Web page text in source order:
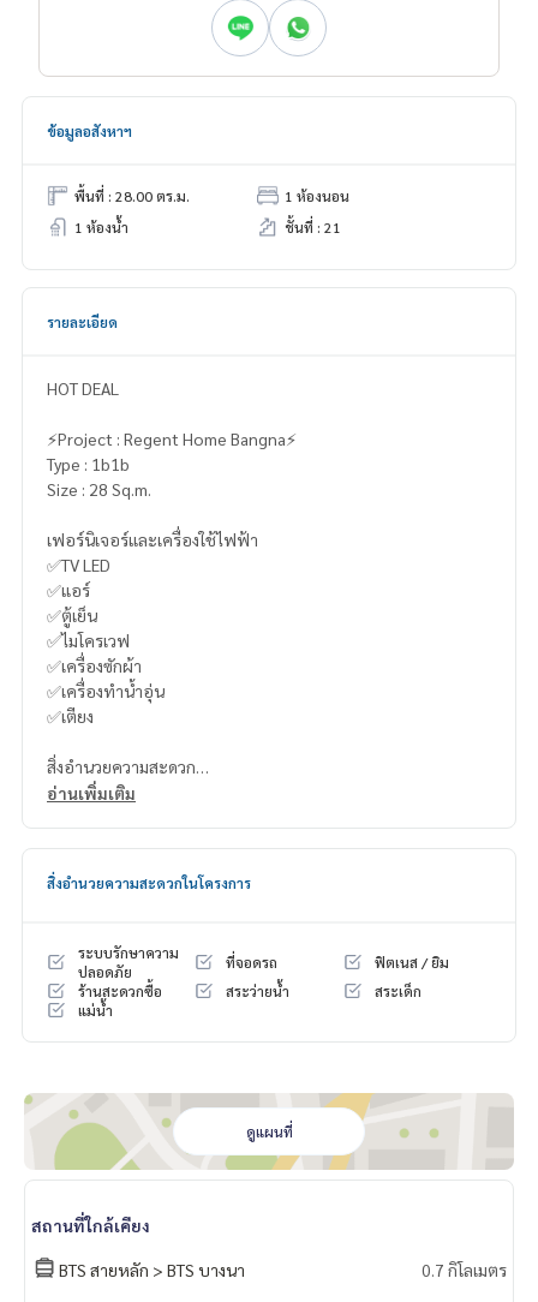
ข้อมูลอสังหาฯ
พื้นที่ : 28.00 ตร.ม.
1 ห้องนอน
1 ห้องน้ำ
ชั้นที่ : 21
รายละเอียด
HOT DEAL
⚡️Project : Regent Home Bangna⚡️
Type : 1b1b
Size : 28 Sq.m.
เฟอร์นิเจอร์และเครื่องใช้ไฟฟ้า
✅TV LED
✅แอร์
✅ตู้เย็น
✅ไมโครเวฟ
✅เครื่องซักผ้า
✅เครื่องทำน้ำอุ่น
✅เตียง
สิ่งอำนวยความสะดวก
- Lobby
- ฟิตเนส
- Co-Working Space
- ห้องเด็กเล่น
- พื้นที่สีเขียว
- ลิฟต์โดยสาร
- ระบบรักษาความปลอดภัยตลอด 24 ชม.
- ตลาดสี่แยกบางนา
- Bite บางนา
- Bangkok Mall
- ตลาดอุดมสุข
- Central บางนา
- The Phyll
อ่านเพิ่มเติม
สิ่งอำนวยความสะดวกในโครงการ
ระบบรักษาความ
ปลอดภัย
ที่จอดรถ
ฟิตเนส / ยิม
ร้านสะดวกซื้อ
สระว่ายน้ำ
สระเด็ก
แม่น้ำ
ดูแผนที่
สถานที่ใกล้เคียง
BTS สายหลัก > BTS บางนา 0.7 กิโลเมตร